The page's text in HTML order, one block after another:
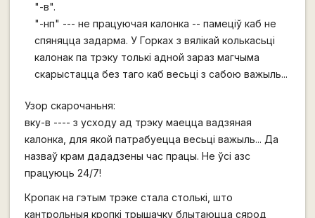
"-в".
"-нп" --- не працуючая калонка -- памеціў каб не
спяняцца задарма. У Горках з вялікай колькасьці
калонак па трэку толькі адной зараз магчыма
скарыстацца без таго каб весьці з сабою важыль...
Узор скарочаньня:
вку-в ---- з усходу ад трэку маецца вадзяная
калонка, для якой патрабуецца весьці важыль... Да
назваў крам дададзены час працы. Не ўсі азс
працуюць 24/7!
Кропак на гэтым трэке стала столькі, што
кантрольныя кропкі трышачку блытаюцца сярод